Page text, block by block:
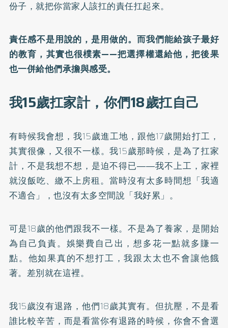
份子，就把你當家人該扛的責任扛起來。
責任感不是用說的，是用做的。而我們能給孩子最好
的教育，其實也很樸素——把選擇權還給他，把後果
也一併給他們承擔與感受。
我15歲扛家計，你們18歲扛自己
有時候我會想，我15歲進工地，跟他17歲開始打工，
其實很像，又很不一樣。我15歲那時候，是為了扛家
計，不是我想不想，是迫不得已――我不上工，家裡
就沒飯吃、繳不上房租。當時沒有太多時間想「我適
不適合」，也沒有太多空間說「我好累」。
可是18歲的他們跟我不一樣。不是為了養家，是開始
為自己負責。娛樂費自己出，想多花一點就多賺一
點。他如果真的不想打工，我跟太太也不會讓他餓
著。差別就在這裡。
我15歲沒有退路，他們18歲其實有。但抗壓，不是看
誰比較辛苦，而是看當你有退路的時候，你會不會選